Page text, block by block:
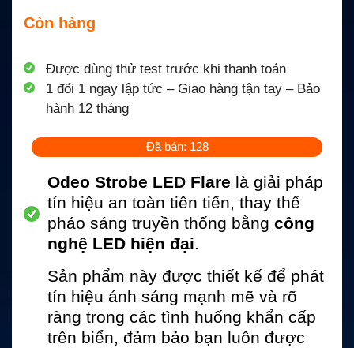
Còn hàng
Được dùng thử test trước khi thanh toán
1 đổi 1 ngay lập tức – Giao hàng tận tay – Bảo
hành 12 tháng
Đã bán: 128
Odeo Strobe LED Flare là giải pháp
tín hiệu an toàn tiên tiến, thay thế
pháo sáng truyền thống bằng công
nghệ LED hiện đại.
Sản phẩm này được thiết kế để phát
tín hiệu ánh sáng mạnh mẽ và rõ
ràng trong các tình huống khẩn cấp
trên biển, đảm bảo bạn luôn được